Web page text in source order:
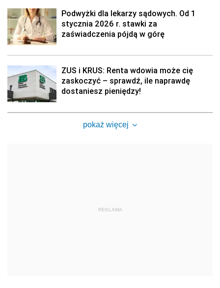
Podwyżki dla lekarzy sądowych. Od 1
stycznia 2026 r. stawki za
zaświadczenia pójdą w górę
ZUS i KRUS: Renta wdowia może cię
zaskoczyć – sprawdź, ile naprawdę
dostaniesz pieniędzy!
pokaż więcej
REKLAMA